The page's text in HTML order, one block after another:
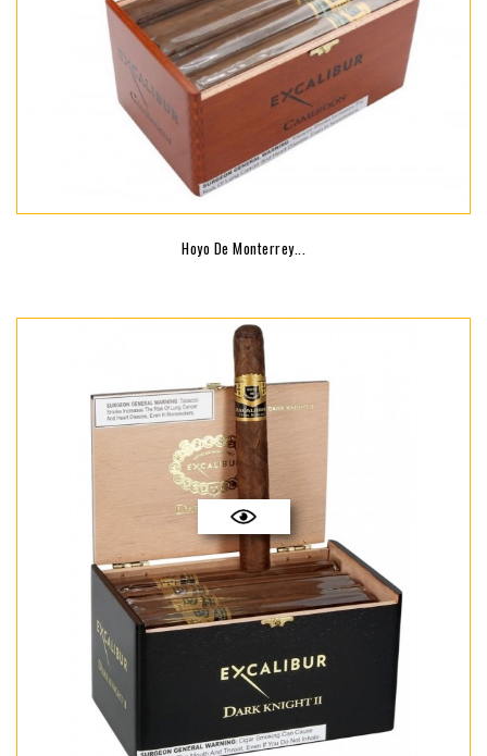
Hoyo De Monterrey...